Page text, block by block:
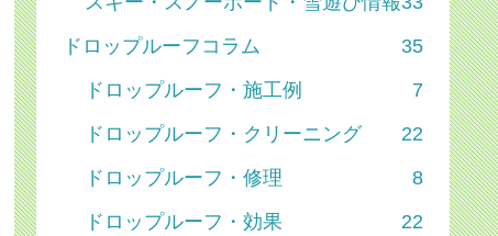
ドロップルーフコラム
35
ドロップルーフ・施工例
7
ドロップルーフ・クリーニング
22
ドロップルーフ・修理
8
ドロップルーフ・効果
22